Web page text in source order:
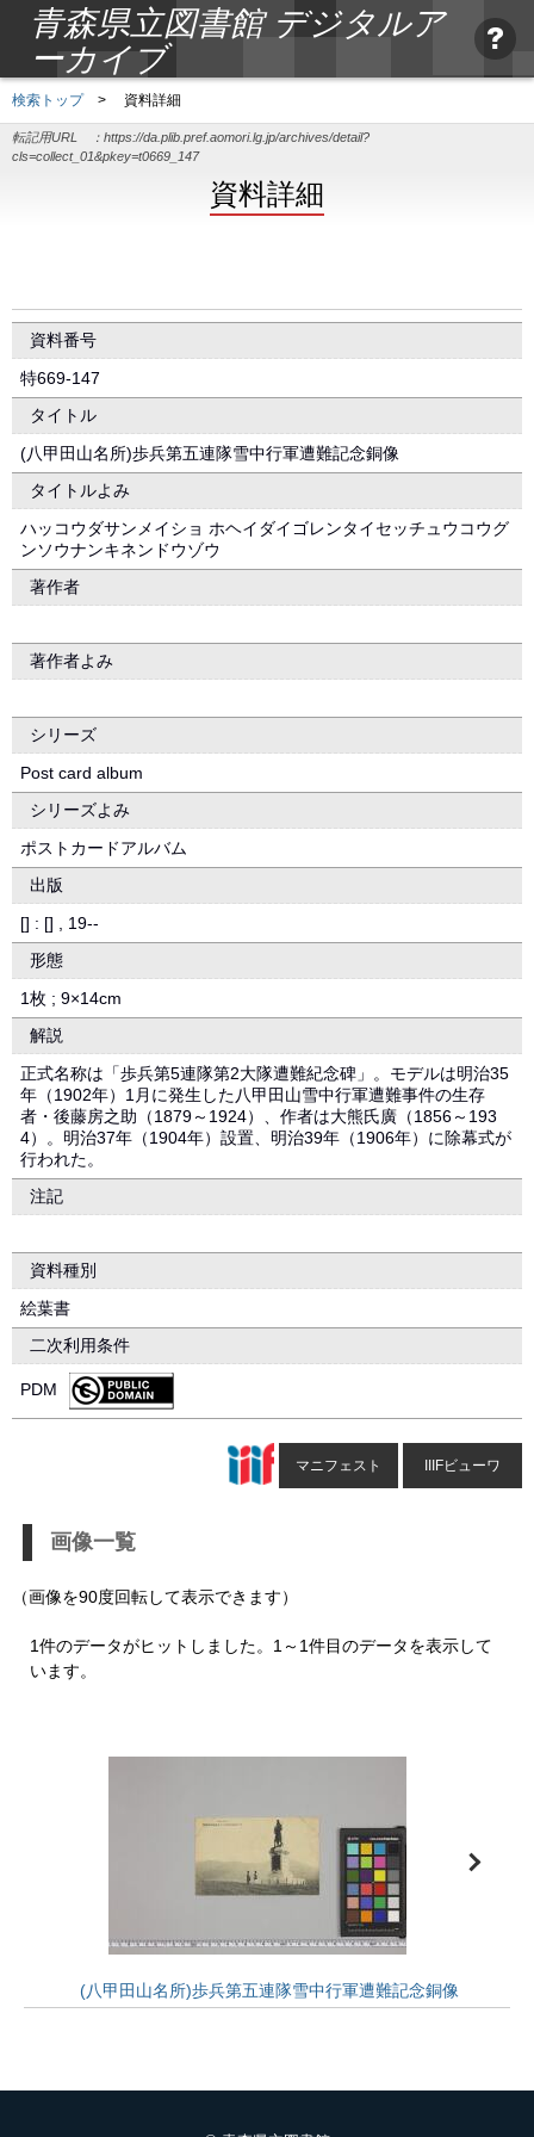
青森県立図書館 デジタルア
ーカイブ
検索トップ> 資料詳細
転記用URL ： https://da.plib.pref.aomori.lg.jp/archives/detail?
cls=collect_01&pkey=t0669_147
資料詳細
資料番号
特669-147
タイトル
(八甲田山名所)歩兵第五連隊雪中行軍遭難記念銅像
タイトルよみ
ハッコウダサンメイショ ホヘイダイゴレンタイセッチュウコウグ
ンソウナンキネンドウゾウ
著作者
著作者よみ
シリーズ
Post card album
シリーズよみ
ポストカードアルバム
出版
[] : [] , 19--
形態
1枚 ; 9×14cm
解説
正式名称は「歩兵第5連隊第2大隊遭難紀念碑」。モデルは明治35
年（1902年）1月に発生した八甲田山雪中行軍遭難事件の生存
者・後藤房之助（1879～1924）、作者は大熊氏廣（1856～193
4）。明治37年（1904年）設置、明治39年（1906年）に除幕式が
行われた。
注記
資料種別
絵葉書
二次利用条件
PDM
マニフェスト IIIFビューワ
画像一覧
（画像を90度回転して表示できます）
1件のデータがヒットしました。1～1件目のデータを表示して
います。
(八甲田山名所)歩兵第五連隊雪中行軍遭難記念銅像